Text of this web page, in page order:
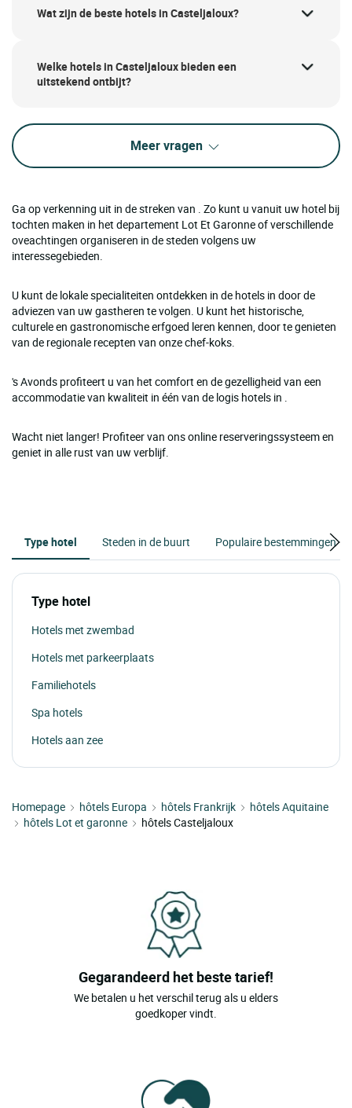
Wat zijn de beste hotels in Casteljaloux?
Welke hotels in Casteljaloux bieden een
uitstekend ontbijt?
Meer vragen
Ga op verkenning uit in de streken van . Zo kunt u vanuit uw hotel bij
tochten maken in het departement Lot Et Garonne of verschillende
oveachtingen organiseren in de steden volgens uw
interessegebieden.
U kunt de lokale specialiteiten ontdekken in de hotels in door de
adviezen van uw gastheren te volgen. U kunt het historische,
culturele en gastronomische erfgoed leren kennen, door te genieten
van de regionale recepten van onze chef-koks.
's Avonds profiteert u van het comfort en de gezelligheid van een
accommodatie van kwaliteit in één van de logis hotels in .
Wacht niet langer! Profiteer van ons online reserveringssysteem en
geniet in alle rust van uw verblijf.
Type hotel Steden in de buurt Populaire bestemmingen
Type hotel
Hotels met zwembad
Hotels met parkeerplaats
Familiehotels
Spa hotels
Hotels aan zee
Homepage hôtels Europa hôtels Frankrijk
hôtels Aquitaine
hôtels Lot et garonne
hôtels Casteljaloux
Gegarandeerd het beste tarief!
We betalen u het verschil terug als u elders
goedkoper vindt.